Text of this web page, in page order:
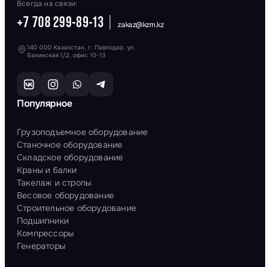
Всегда на связи:
+7 708 299-89-13 zakaz@kzm.kz
140 000 Казахстан, г. Павлодар, ул.
Бакинская 1/2, офис 10-13
Популярное
Грузоподъемное оборудование
Станочное оборудование
Складское оборудование
Краны и балки
Такелаж и стропы
Весовое оборудование
Строительное оборудование
Подшипники
Компрессоры
Генераторы